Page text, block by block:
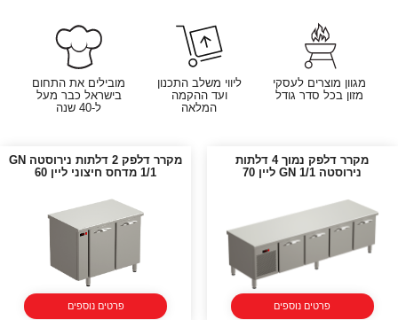
מגוון מוצרים לעסקי
מזון בכל סדר גודל
ליווי משלב התכנון
ועד ההקמה
המלאה
מובילים את התחום
בישראל כבר מעל
ל-40 שנה
מקרר דלפק נמוך 4 דלתות
נירוסטה GN 1/1 ליין 70
פרטים נוספים
מקרר דלפק 2 דלתות נירוסטה GN
1/1 מדחס חיצוני ליין 60
פרטים נוספים